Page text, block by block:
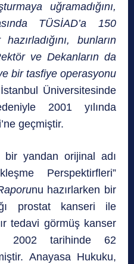
uğramadığını,
TÜSİAD’a 150
bunların
ve Dekanların da
bir tasfiye operasyonu
İstanbul Üniversitesinde
2001 yılında
geçmiştir.
yandan orijinal adı
Perspektirfleri”
nu hazırlarken bir
prostat kanseri ile
tedavi görmüş kanser
2002 tarihinde 62
Anayasa Hukuku,